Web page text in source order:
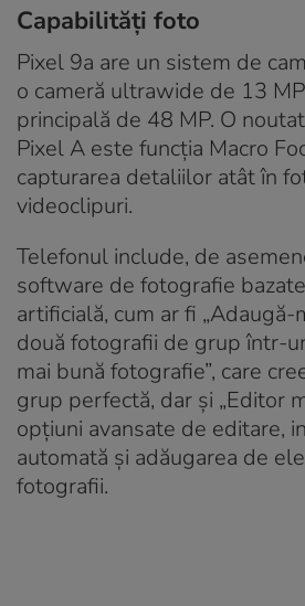
Capabilități foto
Pixel 9a are un sistem de
o cameră ultrawide de 13
principală de 48 MP. O
Pixel A este funcția Macro
capturarea detaliilor atât în
videoclipuri.
Telefonul include, de
software de fotografie
artificială, cum ar fi „Adaugă-
două fotografii de grup într-
mai bună fotografie”, care
grup perfectă, dar și „Editor
opțiuni avansate de editare,
automată și adăugarea de
fotografii.